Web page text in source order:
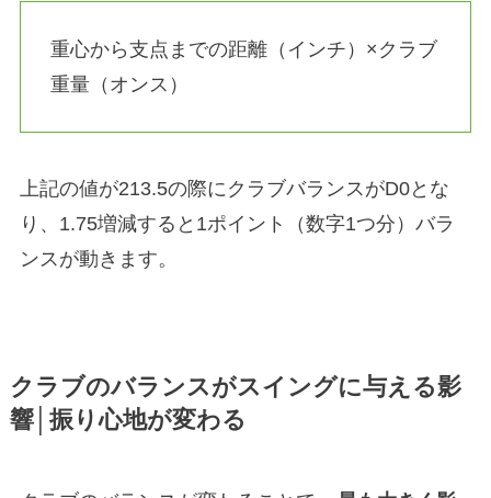
重心から支点までの距離（インチ）×クラブ
重量（オンス）
上記の値が213.5の際にクラブバランスがD0とな
り、1.75増減すると1ポイント（数字1つ分）バラ
ンスが動きます。
クラブのバランスがスイングに与える影
響│振り心地が変わる